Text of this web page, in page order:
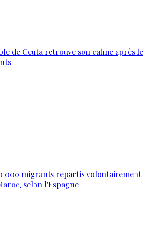
de Ceuta retrouve son calme après le
000 migrants repartis volontairement
selon l'Espagne